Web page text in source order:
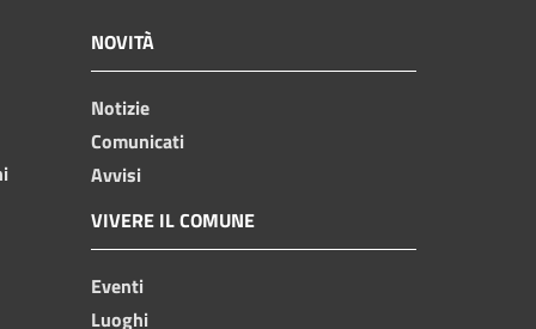
NOVITÀ
Notizie
Comunicati
Avvisi
VIVERE IL COMUNE
Eventi
Luoghi